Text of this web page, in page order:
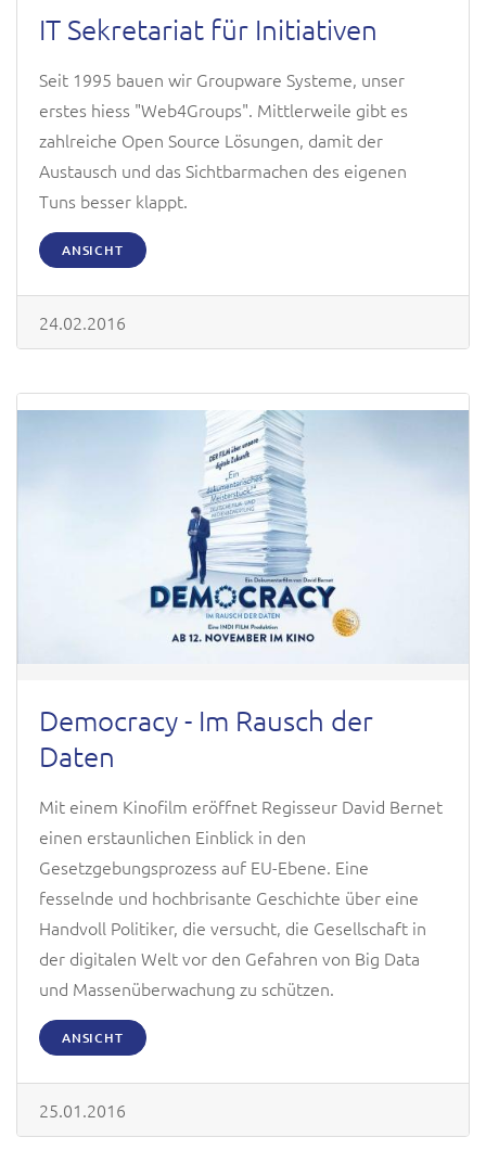
IT Sekretariat für Initiativen
Seit 1995 bauen wir Groupware Systeme, unser
erstes hiess "Web4Groups". Mittlerweile gibt es
zahlreiche Open Source Lösungen, damit der
Austausch und das Sichtbarmachen des eigenen
Tuns besser klappt.
ANSICHT
24.02.2016
Democracy - Im Rausch der
Daten
Mit einem Kinofilm eröffnet Regisseur David Bernet
einen erstaunlichen Einblick in den
Gesetzgebungsprozess auf EU-Ebene. Eine
fesselnde und hochbrisante Geschichte über eine
Handvoll Politiker, die versucht, die Gesellschaft in
der digitalen Welt vor den Gefahren von Big Data
und Massenüberwachung zu schützen.
ANSICHT
25.01.2016